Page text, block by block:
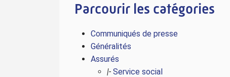
Parcourir les catégories
Communiqués de presse
Généralités
Assurés
|- Service social